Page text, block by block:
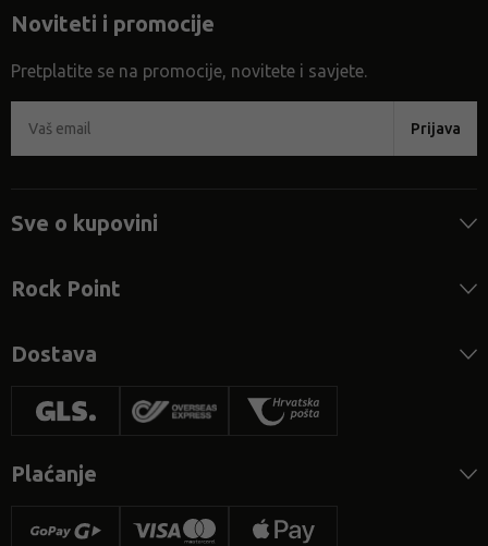
Noviteti i promocije
Pretplatite se na promocije, novitete i savjete.
Prijava
Sve o kupovini
Rock Point
Dostava
Plaćanje